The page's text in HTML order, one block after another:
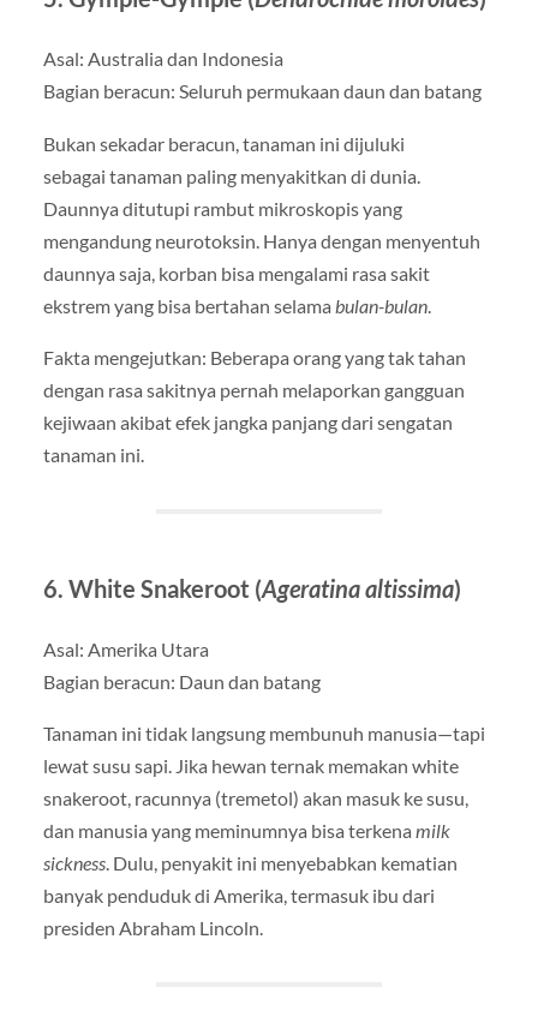
Asal: Australia dan Indonesia
Bagian beracun: Seluruh permukaan daun dan batang
Bukan sekadar beracun, tanaman ini dijuluki
sebagai tanaman paling menyakitkan di dunia.
Daunnya ditutupi rambut mikroskopis yang
mengandung neurotoksin. Hanya dengan menyentuh
daunnya saja, korban bisa mengalami rasa sakit
ekstrem yang bisa bertahan selama bulan-bulan.
Fakta mengejutkan: Beberapa orang yang tak tahan
dengan rasa sakitnya pernah melaporkan gangguan
kejiwaan akibat efek jangka panjang dari sengatan
tanaman ini.
6. White Snakeroot (Ageratina altissima)
Asal: Amerika Utara
Bagian beracun: Daun dan batang
Tanaman ini tidak langsung membunuh manusia—tapi
lewat susu sapi. Jika hewan ternak memakan white
snakeroot, racunnya (tremetol) akan masuk ke susu,
dan manusia yang meminumnya bisa terkena milk
sickness. Dulu, penyakit ini menyebabkan kematian
banyak penduduk di Amerika, termasuk ibu dari
presiden Abraham Lincoln.